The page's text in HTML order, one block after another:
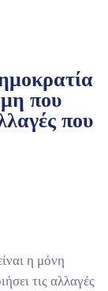
που
που
η μόνη
τις αλλαγές